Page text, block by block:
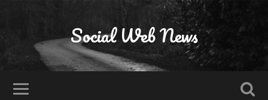
Social Web News